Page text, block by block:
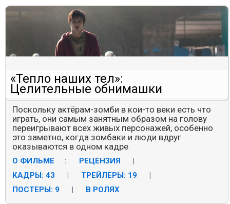
«Тепло наших тел»:
Целительные обнимашки
Поскольку актёрам-зомби в кои-то веки есть что
играть, они самым занятным образом на голову
переигрывают всех живых персонажей, особенно
это заметно, когда зомбаки и люди вдруг
оказываются в одном кадре
О ФИЛЬМЕ : РЕЦЕНЗИЯ
КАДРЫ: 43
ТРЕЙЛЕРЫ: 19
ПОСТЕРЫ: 9
В РОЛЯХ